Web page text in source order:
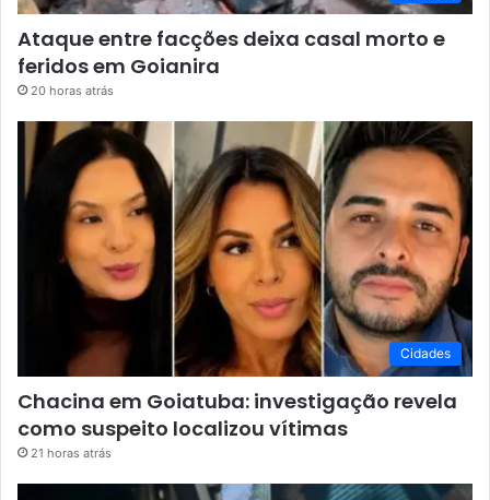
Ataque entre facções deixa casal morto e
feridos em Goianira
20 horas atrás
Cidades
Chacina em Goiatuba: investigação revela
como suspeito localizou vítimas
21 horas atrás